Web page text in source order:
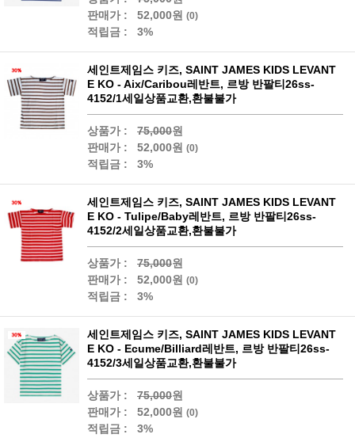
판매가 :
52,000원 (0)
적립금 : 3%
세인트제임스 키즈, SAINT JAMES KIDS LEVANT
E KO - Aix/Caribou레반트, 르방 반팔티26ss-
4152/1세일상품교환,환불불가
상품가 : 75,000원
판매가 :
52,000원 (0)
적립금 : 3%
세인트제임스 키즈, SAINT JAMES KIDS LEVANT
E KO - Tulipe/Baby레반트, 르방 반팔티26ss-
4152/2세일상품교환,환불불가
상품가 : 75,000원
판매가 :
52,000원 (0)
적립금 : 3%
세인트제임스 키즈, SAINT JAMES KIDS LEVANT
E KO - Ecume/Billiard레반트, 르방 반팔티26ss-
4152/3세일상품교환,환불불가
상품가 : 75,000원
판매가 :
52,000원 (0)
적립금 : 3%